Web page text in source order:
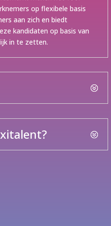
op flexibele basis
aan zich en biedt
kandidaten op basis van
in te zetten.